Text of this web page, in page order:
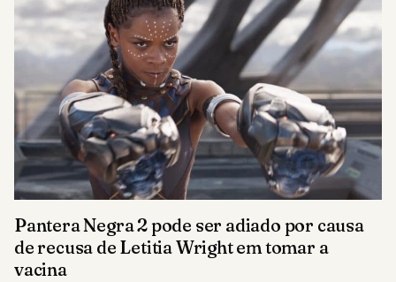
Pantera Negra 2 pode ser adiado por causa
de recusa de Letitia Wright em tomar a
vacina